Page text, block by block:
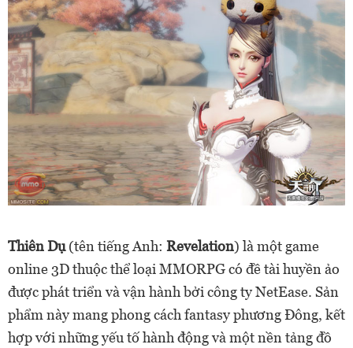
Thiên Dụ(tên tiếng Anh: Revelation) là một game
online 3D thuộc thể loại MMORPG có đề tài huyền ảo
được phát triển và vận hành bởi công ty NetEase. Sản
phẩm này mang phong cách fantasy phương Đông, kết
hợp với những yếu tố hành động và một nền tảng đồ